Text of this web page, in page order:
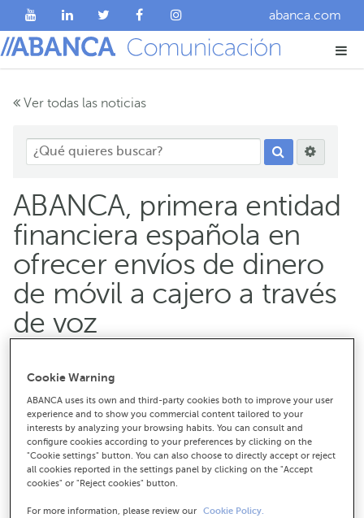
abanca.com
Ver todas las noticias
ABANCA, primera entidad
financiera española en
ofrecer envíos de dinero
de móvil a cajero a través
de voz
Los clientes del banco pueden a partir de ahora realizar
operaciones con ABANCA Cash a través del asistente
de voz Siri de Apple
Cookie Warning
ABANCA uses its own and third-party cookies both to improve your user
experience and to show you commercial content tailored to your
interests by analyzing your browsing habits. You can consult and
configure cookies according to your preferences by clicking on the
"Cookie settings" button. You can also choose to directly accept or reject
all cookies reported in the settings panel by clicking on the "Accept
cookies" or "Reject cookies" button.
For more information, please review our Cookie Policy.